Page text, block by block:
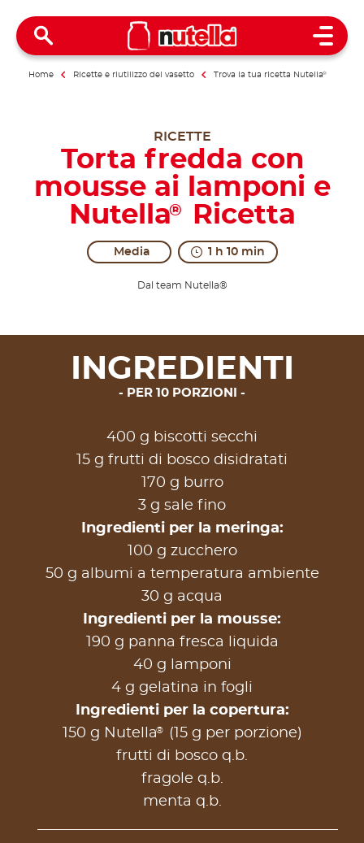
Open
Home Ricette e riutilizzo del vasetto Trova la tua ricetta Nutella®
RICETTE
Torta fredda con
mousse ai lamponi e
Nutella® Ricetta
Media 1 h 10 min
Dal team Nutella®
INGREDIENTI
PER 10 PORZIONI
400 g biscotti secchi
15 g frutti di bosco disidratati
170 g burro
3 g sale fino
Ingredienti per la meringa:
100 g zucchero
50 g albumi a temperatura ambiente
30 g acqua
Ingredienti per la mousse:
190 g panna fresca liquida
40 g lamponi
4 g gelatina in fogli
Ingredienti per la copertura:
150 g Nutella®
(15 g per porzione)
frutti di bosco q.b.
fragole q.b.
menta q.b.